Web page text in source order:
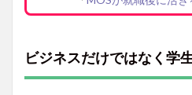
ポート
TOEIC®
L&R
ビジネスだけではなく学